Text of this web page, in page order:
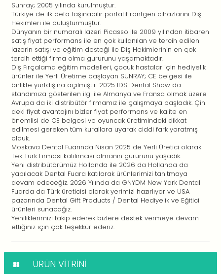
Sunray; 2005 yılında kurulmuştur.
Türkiye de ilk defa taşınabilir portatif röntgen cihazlarını Diş
Hekimleri ile buluşturmuştur.
Dünyanın bir numaralı lazeri Picasso ile 2009 yılından itibaren
satış fiyat performans ile en çok kullanılan ve tercih edilen
lazerin satışı ve eğitim desteği ile Diş Hekimlerinin en çok
tercih ettiği firma olma gururunu yaşamaktadır.
Diş Fırçalama eğitim modelleri, çocuk hastalar için hediyelik
ürünler ile Yerli Üretime başlayan SUNRAY; CE belgesi ile
birlikte yurtdışına açılmıştır. 2025 IDS Dental Show da
standımıza gösterilen ilgi ile Almanya ve Fransa olmak üzere
Avrupa da iki distribütör firmamız ile çalışmaya başladık. Çin
deki fiyat avantajını bizler fiyat performans ve kalite en
önemlisi de CE belgesi ve oyuncak üretimindeki dikkat
edilmesi gereken tüm kurallara uyarak ciddi fark yaratmış
olduk.
Moskava Dental Fuarında Nisan 2025 de Yerli Üretici olarak
Tek Türk Firması katılımcısı olmanın gururunu yaşadık.
Yeni distribütörümüz Hollanda ile 2026 da Hollanda da
yapılacak Dental Fuara katılarak ürünlerimizi tanıtmaya
devam edeceğiz. 2026 Yılında da GNYDM New York Dental
Fuarda da Türk üreticisi olarak yerimizi hazırlıyor ve USA
pazarında Dental Gift Products / Dental Hediyelik ve Eğitici
ürünleri sunacağız.
Yeniliklerimizi takip ederek bizlere destek vermeye devam
ettiğiniz için çok teşekkür ederiz.
ÜRÜN VITRINI